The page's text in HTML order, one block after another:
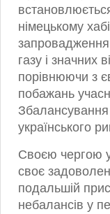
німецькому
газу і значних
порівнюючи з
побажань
українського
Своєю чергою
своє
подальшій
небалансів у